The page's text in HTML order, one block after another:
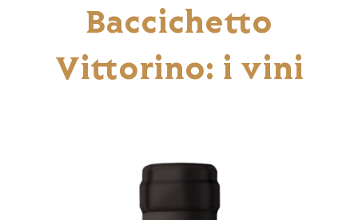
Baccichetto
Vittorino: i vini